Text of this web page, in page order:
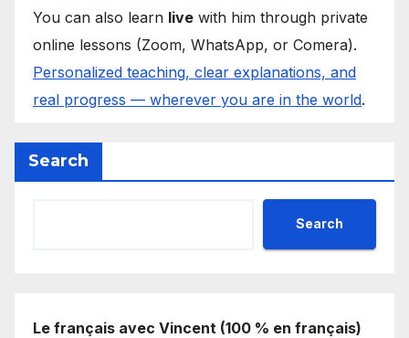
You can also learn live with him through private
online lessons (Zoom, WhatsApp, or Comera).
Personalized teaching, clear explanations, and
real progress — wherever you are in the world.
Search
Search
Le français avec Vincent (100 % en français)